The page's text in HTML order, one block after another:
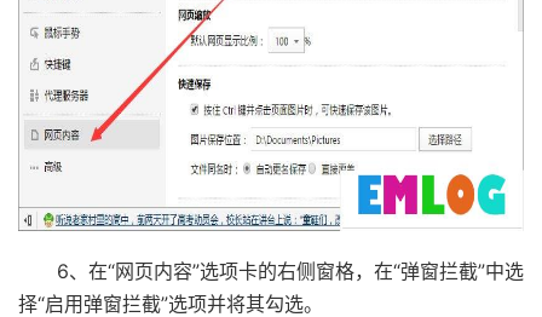
6、在“网页内容”选项卡的右侧窗格，在“弹窗拦截”中选
择“启用弹窗拦截”选项并将其勾选。